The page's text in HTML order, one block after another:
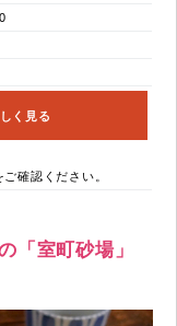
く見る
確認ください。
「室町砂場」